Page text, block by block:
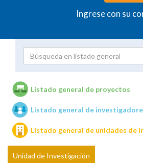
Ingrese con su
Unidades de investigación
Listado general de proyectos
Listado general de
Listado general de unidades de
Unidad de Investigación